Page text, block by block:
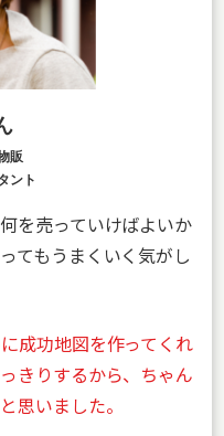
販
ント
を売っていけばよいか
てもうまくいく気がし
成功地図を作ってくれ
きりするから、ちゃん
思いました。